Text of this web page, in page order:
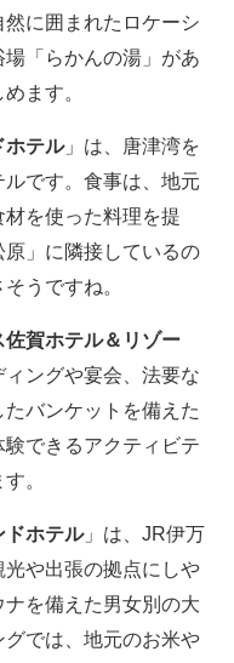
に囲まれたロケーシ
「らかんの湯」があ
ます。
ホテル」は、唐津湾を
です。食事は、地元
を使った料理を提
」に隣接しているの
うですね。
佐賀ホテル＆リゾー
ィングや宴会、法要な
バンケットを備えた
できるアクティビテ
。
ドホテル」は、JR伊万
や出張の拠点にしや
を備えた男女別の大
では、地元のお米や